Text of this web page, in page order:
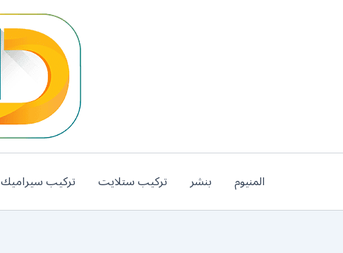
المنيوم بنشر تركيب ستلايت تركيب سيراميك